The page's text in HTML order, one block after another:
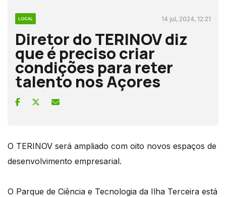
LOCAL 14 jul, 2024, 12:21
Diretor do TERINOV diz
que é preciso criar
condições para reter
talento nos Açores
O TERINOV será ampliado com oito novos espaços de
desenvolvimento empresarial.
O Parque de Ciência e Tecnologia da Ilha Terceira está